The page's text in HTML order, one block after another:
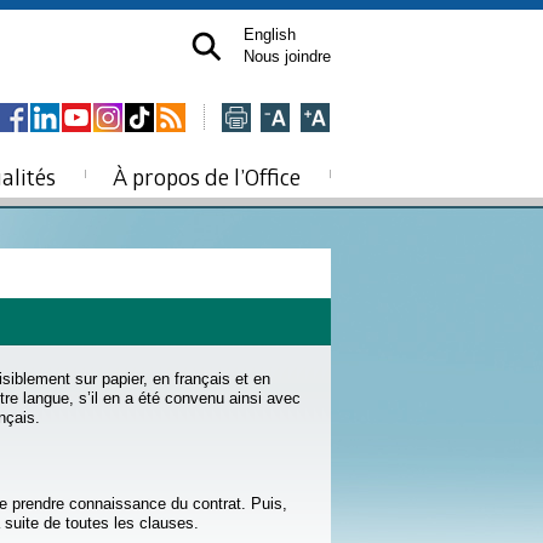
English
Nous joindre
À propos de l’Office
sur papier, en français et en
langue, s’il en a été convenu ainsi avec
prendre connaissance du contrat. Puis,
de toutes les clauses.